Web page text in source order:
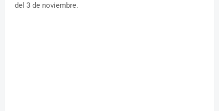
del 3 de noviembre.